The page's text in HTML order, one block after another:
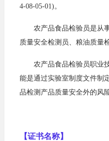
4-08-05-01)。
农产品食品检验员是从
质量安全检测员、粮油质量
农产品食品检验员职业
能是通过实验室制度文件制
品检测产品质量安全外的风
【证书名称】